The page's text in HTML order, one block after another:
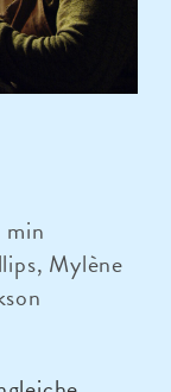
min
Mylène